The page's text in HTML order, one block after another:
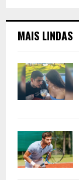
MAIS LINDAS